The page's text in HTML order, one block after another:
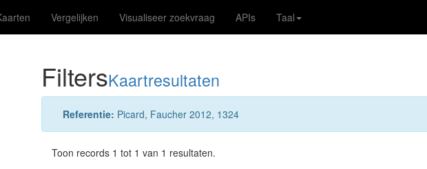
Vergelijken Visualiseer zoekvraag APIs Taal
FiltersKaartresultaten
Referentie: Picard, Faucher 2012, 1324
Toon records 1 tot 1 van 1 resultaten.